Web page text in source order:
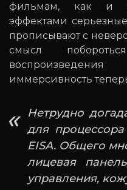
фильмам, как и
эффектами
прописывают с
смысл
иммерсивность
Нетрудно
для процессора
EISA. Общего
лицевая
управления,